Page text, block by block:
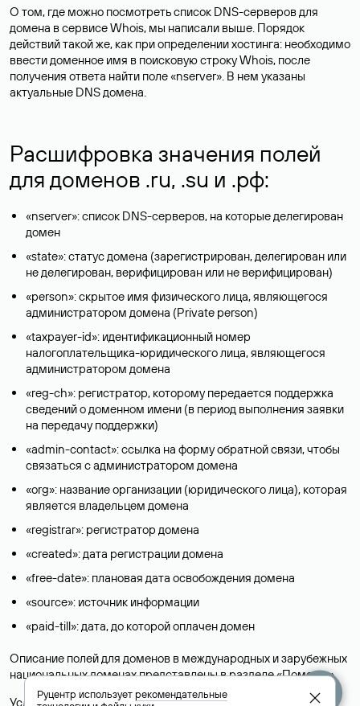
О том, где можно посмотреть список DNS-серверов для
домена в сервисе Whois, мы написали выше. Порядок
действий такой же, как при определении хостинга: необходимо
ввести доменное имя в поисковую строку Whois, после
получения ответа найти поле «nserver». В нем указаны
актуальные DNS домена.
Расшифровка значения полей
для доменов .ru, .su и .рф:
«nserver»: список DNS-серверов, на которые делегирован
домен
«state»: статус домена (зарегистрирован, делегирован или
не делегирован, верифицирован или не верифицирован)
«person»: скрытое имя физического лица, являющегося
администратором домена (Privatе person)
«taxpayer-id»: идентификационный номер
налогоплательщика-юридического лица, являющегося
администратором домена
«reg-ch»: регистратор, которому передается поддержка
сведений о доменном имени (в период выполнения заявки
на передачу поддержки)
«admin-contact»: ссылка на форму обратной связи, чтобы
связаться с администратором домена
«org»: название организации (юридического лица), которая
является владельцем домена
«registrar»: регистратор домена
«created»: дата регистрации домена
«free-date»: плановая дата освобождения домена
«source»: источник информации
«paid-till»: дата, до которой оплачен домен
Описание полей для доменов в международных и зарубежных
национальных доменах представлены в разделе «Помощь».
Условия использования Whois-сервиса
Руцентр используетрекомендательные